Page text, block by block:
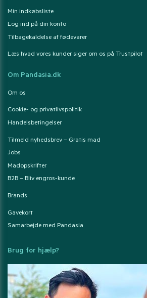
Min indkøbsliste
Log ind på din konto
Tilbagekaldelse af fødevarer
Læs hvad vores kunder siger om os på Trustpilot
Om Pandasia.dk
Om os
Cookie- og privatlivspolitik
Handelsbetingelser
Tilmeld nyhedsbrev – Gratis mad
Jobs
Madopskrifter
B2B – Bliv engros-kunde
Brands
Gavekort
Samarbejde med Pandasia
Brug for hjælp?